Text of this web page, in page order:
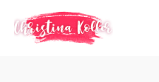
contenido